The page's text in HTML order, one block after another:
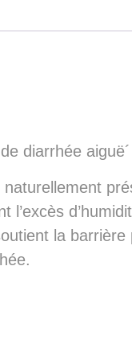
diarrhée aiguë´
la